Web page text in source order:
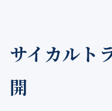
サイカルト
開